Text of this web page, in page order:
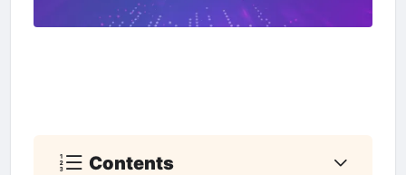
Contents